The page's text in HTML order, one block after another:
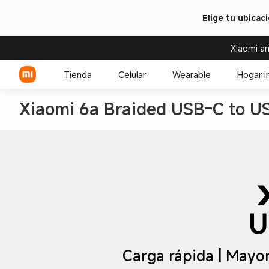
Elige tu
Xiaomi
Tienda Celular Wearable Hogar
Xiaomi 6a Braided USB-C to
Carga rápida |